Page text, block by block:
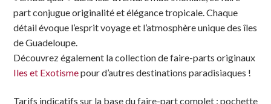
part conjugue originalité et élégance tropicale. Chaque
détail évoque l’esprit voyage et l’atmosphère unique des îles
de Guadeloupe.
Découvrez également la collection de faire-parts originaux
Iles et Exotismepour d’autres destinations paradisiaques !
Tarifs indicatifs sur la base du faire-part complet : pochette